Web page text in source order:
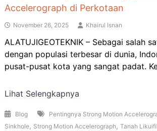
Accelerograph di Perkotaan
November 26, 2025 Khairul Isnan
ALATUJIGEOTEKNIK – Sebagai salah
dengan populasi terbesar di dunia,
pusat-pusat kota yang sangat padat.
Lihat Selengkapnya
Blog Pentingnya Strong Motion
Sinkhole, Strong Motion Accelerograph , Tanah